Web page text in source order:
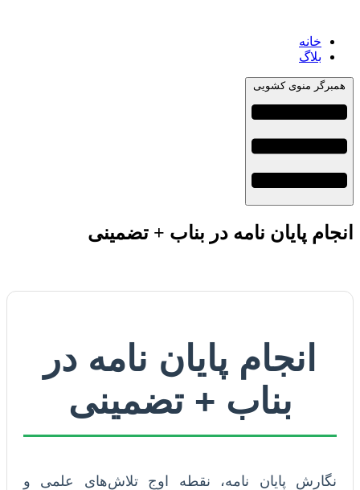
خانه
بلاگ
همبرگر منوی کشویی
انجام پایان نامه در بناب + تضمینی
انجام پایان نامه در
بناب + تضمینی
نگارش پایان نامه، نقطه اوج تلاش‌های علمی و